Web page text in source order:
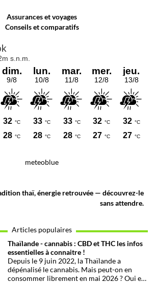
Assurances et voyages
Conseils et comparatifs
meteoblue
thaï, énergie retrouvée — découvrez-le
sans attendre.
Articles populaires
Thaïlande - cannabis : CBD et THC les infos
essentielles à connaitre !
Depuis le 9 juin 2022, la Thaïlande a
dépénalisé le cannabis. Mais peut-on en
consommer librement en mai 2026 ? Oui et